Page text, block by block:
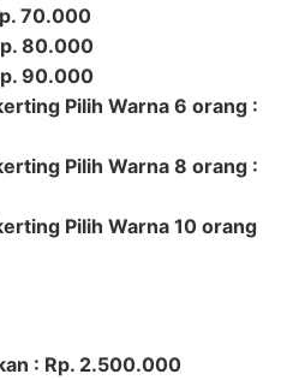
70.000
80.000
90.000
Pilih Warna 6 orang :
Pilih Warna 8 orang :
Pilih Warna 10 orang
: Rp. 2.500.000